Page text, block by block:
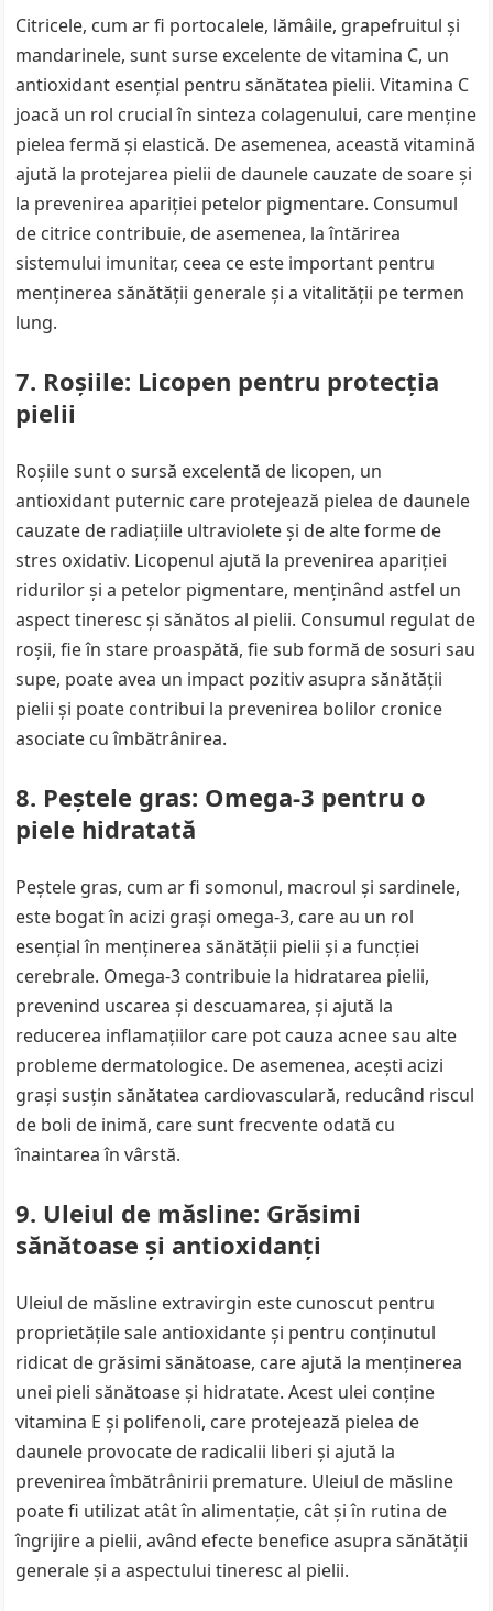
Citricele, cum ar fi portocalele, lămâile, grapefruitul și
mandarinele, sunt surse excelente de vitamina C, un
antioxidant esențial pentru sănătatea pielii. Vitamina C
joacă un rol crucial în sinteza colagenului, care menține
pielea fermă și elastică. De asemenea, această vitamină
ajută la protejarea pielii de daunele cauzate de soare și
la prevenirea apariției petelor pigmentare. Consumul
de citrice contribuie, de asemenea, la întărirea
sistemului imunitar, ceea ce este important pentru
menținerea sănătății generale și a vitalității pe termen
lung.
7. Roșiile: Licopen pentru protecția
pielii
Roșiile sunt o sursă excelentă de licopen, un
antioxidant puternic care protejează pielea de daunele
cauzate de radiațiile ultraviolete și de alte forme de
stres oxidativ. Licopenul ajută la prevenirea apariției
ridurilor și a petelor pigmentare, menținând astfel un
aspect tineresc și sănătos al pielii. Consumul regulat de
roșii, fie în stare proaspătă, fie sub formă de sosuri sau
supe, poate avea un impact pozitiv asupra sănătății
pielii și poate contribui la prevenirea bolilor cronice
asociate cu îmbătrânirea.
8. Peștele gras: Omega-3 pentru o
piele hidratată
Peștele gras, cum ar fi somonul, macroul și sardinele,
este bogat în acizi grași omega-3, care au un rol
esențial în menținerea sănătății pielii și a funcției
cerebrale. Omega-3 contribuie la hidratarea pielii,
prevenind uscarea și descuamarea, și ajută la
reducerea inflamațiilor care pot cauza acnee sau alte
probleme dermatologice. De asemenea, acești acizi
grași susțin sănătatea cardiovasculară, reducând riscul
de boli de inimă, care sunt frecvente odată cu
înaintarea în vârstă.
9. Uleiul de măsline: Grăsimi
sănătoase și antioxidanți
Uleiul de măsline extravirgin este cunoscut pentru
proprietățile sale antioxidante și pentru conținutul
ridicat de grăsimi sănătoase, care ajută la menținerea
unei pieli sănătoase și hidratate. Acest ulei conține
vitamina E și polifenoli, care protejează pielea de
daunele provocate de radicalii liberi și ajută la
prevenirea îmbătrânirii premature. Uleiul de măsline
poate fi utilizat atât în alimentație, cât și în rutina de
îngrijire a pielii, având efecte benefice asupra sănătății
generale și a aspectului tineresc al pielii.